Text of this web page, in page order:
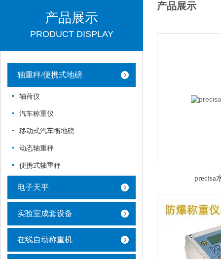
产品展示
PRODUCT DISPLAY
轴重秤/便携式地磅
轴荷仪
汽车称重仪
移动式汽车衡地磅
动态轴重秤
便携式轴重秤
电子天平
实验室成套设备
在线自动称重机
产品展示
precisa